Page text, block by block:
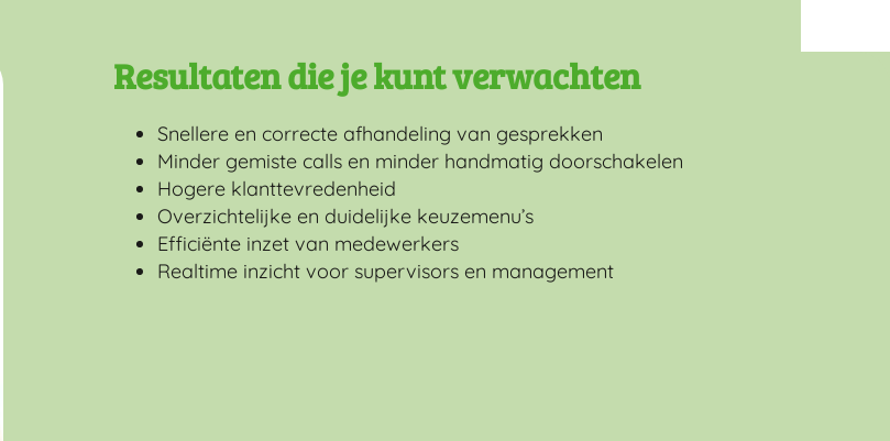
Resultaten die je kunt verwachten
Snellere en correcte afhandeling van gesprekken
Minder gemiste calls en minder handmatig doorschakelen
Hogere klanttevredenheid
Overzichtelijke en duidelijke keuzemenu’s
Efficiënte inzet van medewerkers
Realtime inzicht voor supervisors en management